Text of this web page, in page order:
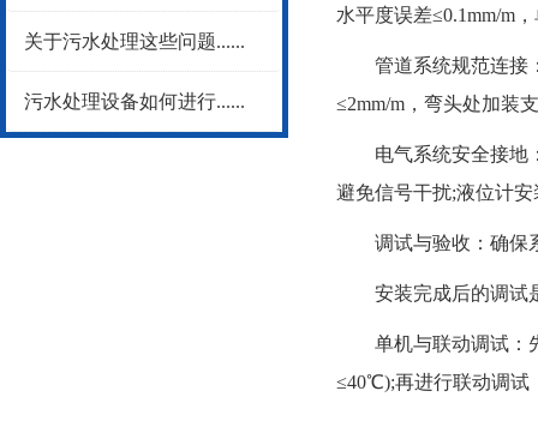
关于污水处理这些问题......
污水处理设备如何进行......
水平度误差≤0.1mm/m
管道系统规范连接：
≤2mm/m，弯头处加装
电气系统安全接地：
避免信号干扰;液位计
调试与验收：确保
安装完成后的调试是
单机与联动调试：先
≤40℃);再进行联动调试